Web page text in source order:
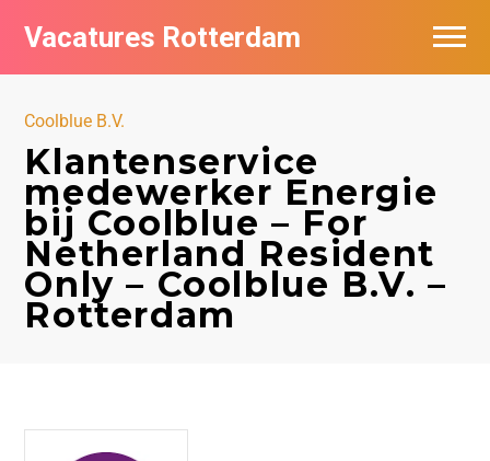
Vacatures Rotterdam
Coolblue B.V.
Klantenservice
medewerker Energie
bij Coolblue – For
Netherland Resident
Only – Coolblue B.V. –
Rotterdam
Vacatures per bedrijf
Nieuwsbrief feed